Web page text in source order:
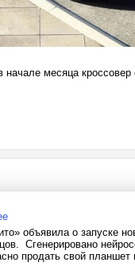
начале месяца
объявила о запуске
Сгенерировано
продать свой